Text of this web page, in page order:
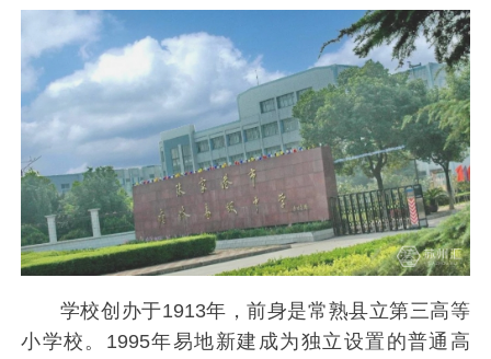
学校创办于1913年，前身是常熟县立第三高等
小学校。1995年易地新建成为独立设置的普通高